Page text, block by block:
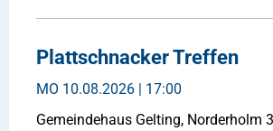
Plattschnacker Treffen
MO 10.08.2026 | 17:00
Gemeindehaus Gelting, Norderholm